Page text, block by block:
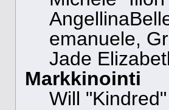
emanuele,
Jade
Markkinointi
Will